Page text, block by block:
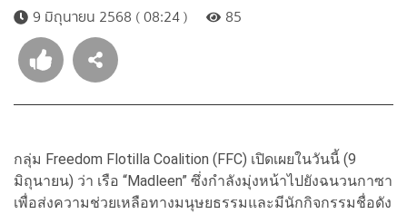
9 มิถุนายน 2568 ( 08:24 )
85
กลุ่ม Freedom Flotilla Coalition (FFC) เปิดเผยในวันนี้ (9
มิถุนายน) ว่า เรือ “Madleen” ซึ่งกำลังมุ่งหน้าไปยังฉนวนกาซา
เพื่อส่งความช่วยเหลือทางมนุษยธรรมและมีนักกิจกรรมชื่อดัง